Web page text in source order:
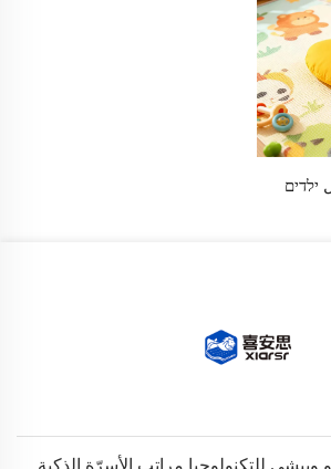
للتكنولوجيا مراتب الأسرّة الذكية